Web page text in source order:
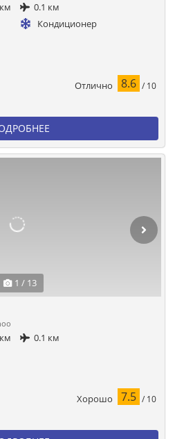
0.1 км
Кондиционер
Отлично 8.6 / 10
1 / 13
0.1 км
Хорошо 7.5 / 10